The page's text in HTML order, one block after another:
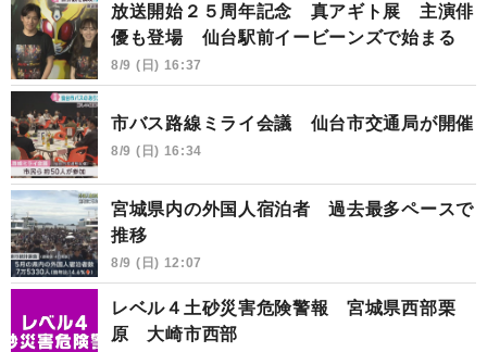
放送開始２５周年記念 真アギト展 主演俳
優も登場 仙台駅前イービーンズで始まる
8/9 (日) 16:37
市バス路線ミライ会議 仙台市交通局が開催
8/9 (日) 16:34
宮城県内の外国人宿泊者 過去最多ペースで
推移
8/9 (日) 12:07
レベル４土砂災害危険警報 宮城県西部栗
原 大崎市西部